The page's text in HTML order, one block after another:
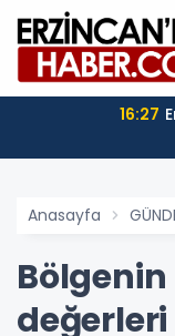
16:27
Anasayfa